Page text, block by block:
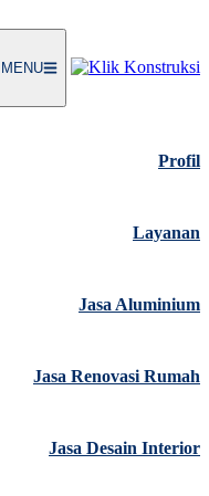
MENU
Profil
Layanan
Jasa Aluminium
Jasa Renovasi Rumah
Jasa Desain Interior